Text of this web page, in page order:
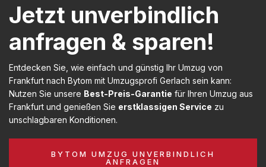
Jetzt unverbindlich
anfragen & sparen!
Entdecken Sie, wie einfach und günstig Ihr Umzug von
Frankfurt nach Bytom mit Umzugsprofi Gerlach sein kann:
Nutzen Sie unsere Best-Preis-Garantie für Ihren Umzug aus
Frankfurt und genießen Sie erstklassigen Service zu
unschlagbaren Konditionen.
BYTOM UMZUG UNVERBINDLICH
ANFRAGEN